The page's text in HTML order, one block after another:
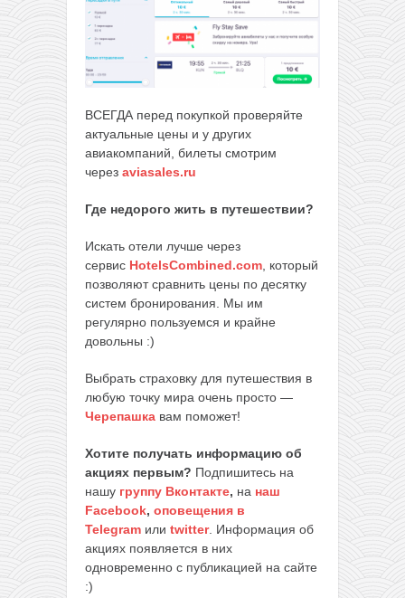
ВСЕГДА перед покупкой проверяйте
актуальные цены и у других
авиакомпаний, билеты смотрим
через aviasales.ru
Где недорого жить в путешествии?
Искать отели лучше через
сервис HotelsCombined.com , который
позволяют сравнить цены по десятку
систем бронирования. Мы им
регулярно пользуемся и крайне
довольны :)
Выбрать страховку для путешествия в
любую точку мира очень просто —
Черепашка вам поможет!
Хотите получать информацию об
акциях первым? Подпишитесь на
нашу группу Вконтакте, на наш
Facebook, оповещения в
Telegram или twitter. Информация об
акциях появляется в них
одновременно с публикацией на сайте
:)